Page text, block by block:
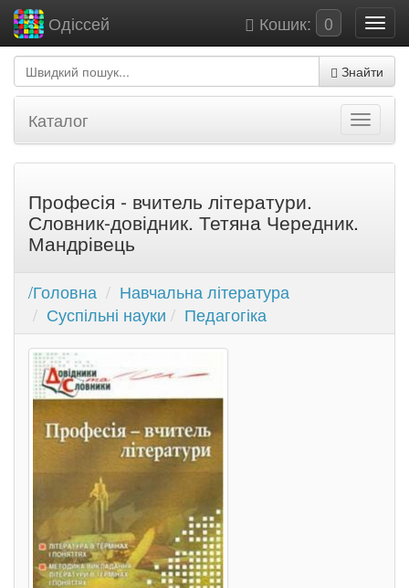
Кошик: 0
Одіссей
Знайти
Каталог
Професія - вчитель літератури.
Словник-довідник. Тетяна Чередник.
Мандрівець
/Головна
Навчальна література
Суспільні науки
Педагогіка